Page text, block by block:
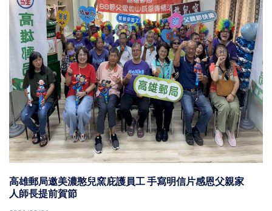
工 手寫明信片感恩父親家
知名電台為期兩天 2026